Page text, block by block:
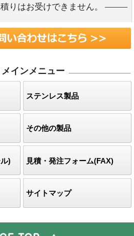
りはお受けできません。
メインメニュー
ステンレス製品
その他の製品
) 見積・発注フォーム(FAX)
サイトマップ